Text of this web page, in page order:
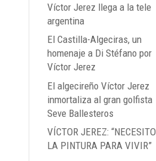
Víctor Jerez llega a la tele
argentina
El Castilla-Algeciras, un
homenaje a Di Stéfano por
Víctor Jerez
El algecireño Víctor Jerez
inmortaliza al gran golfista
Seve Ballesteros
VÍCTOR JEREZ: “NECESITO
LA PINTURA PARA VIVIR”